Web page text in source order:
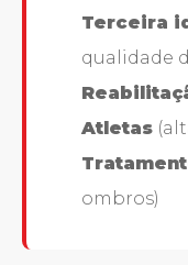
Terceira
qualidade
Atletas
ombros)